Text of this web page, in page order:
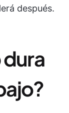
después.